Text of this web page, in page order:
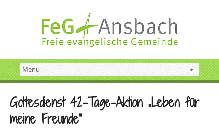
Gottesdienst 42-Tage-Aktion „Leben für
meine Freunde“